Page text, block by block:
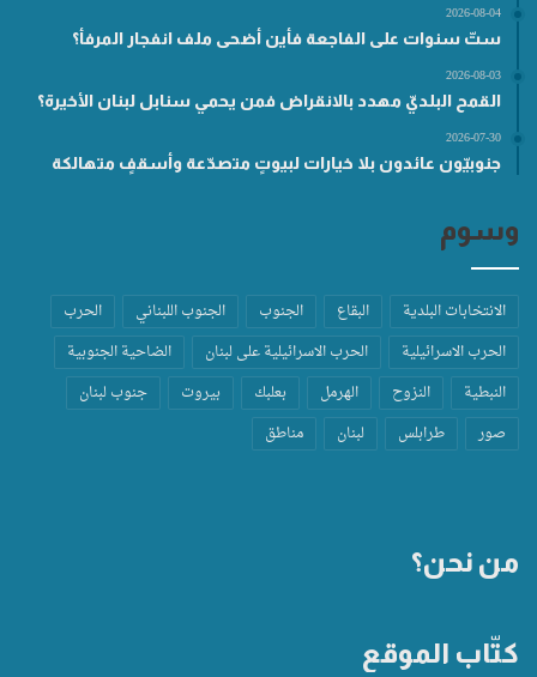
2026-08-04
ستّ سنوات على الفاجعة فأين أضحى ملف انفجار المرفأ؟
2026-08-03
القمح البلديّ مهدد بالانقراض فمن يحمي سنابل لبنان الأخيرة؟
2026-07-30
جنوبيّون عائدون بلا خيارات لبيوتٍ متصدّعة وأسقفٍ متهالكة
وسوم
الانتخابات البلدية البقاع الجنوب الجنوب اللبناني
الحرب
الحرب الاسرائيلية
الحرب الاسرائيلية على لبنان
الضاحية الجنوبية
النبطية
النزوح الهرمل بعلبك بيروت
جنوب لبنان
صور
طرابلس لبنان مناطق
من نحن؟
كتّاب الموقع